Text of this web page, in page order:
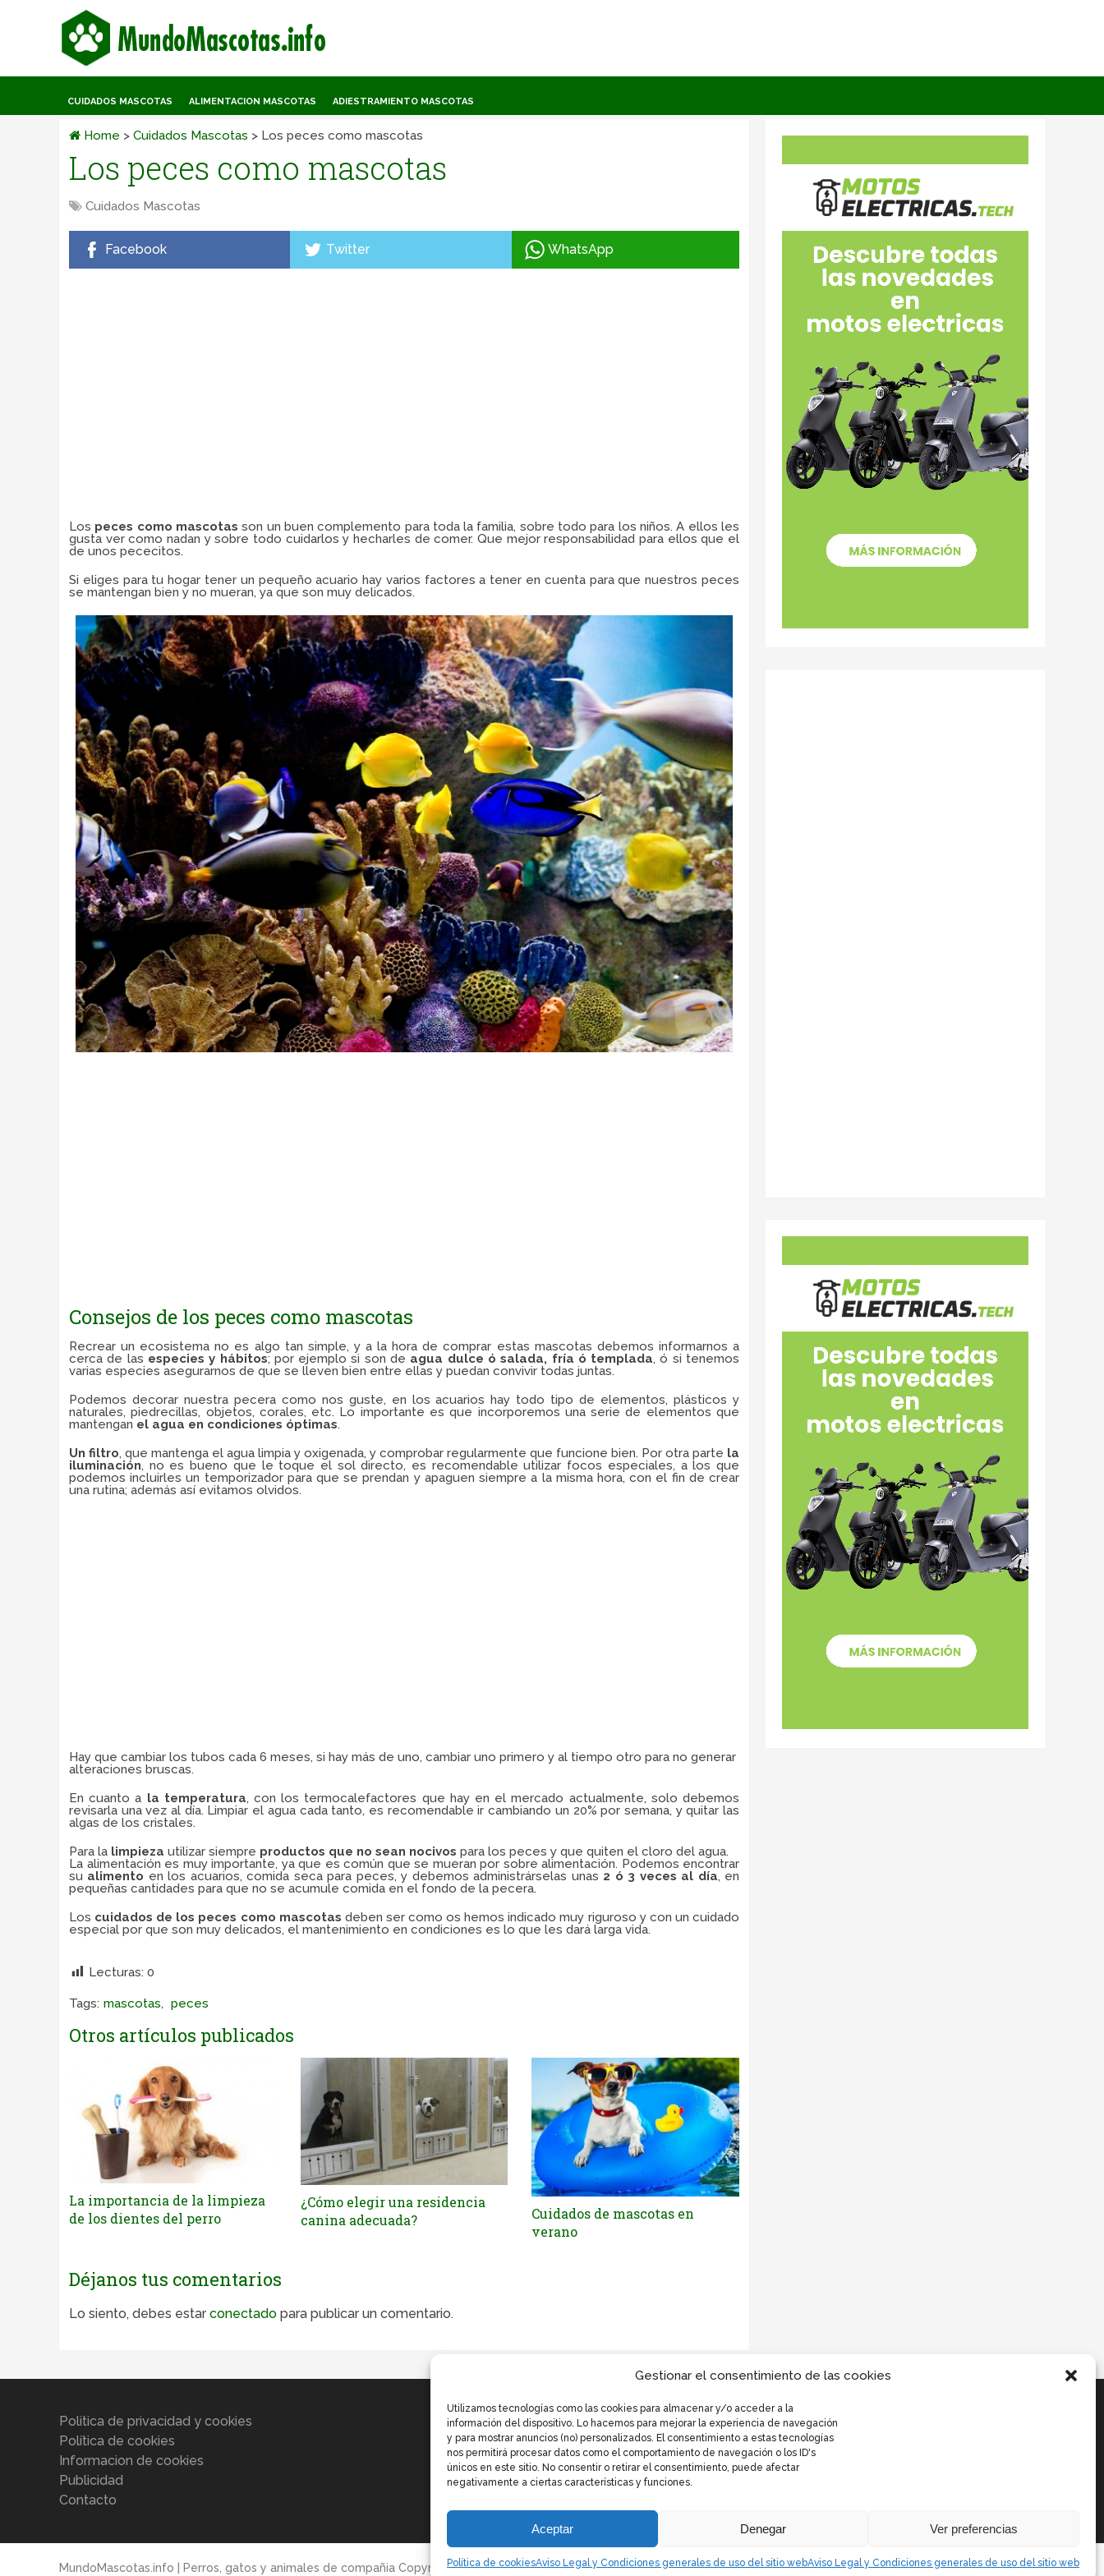
Gestionar el consentimiento de las cookies
Utilizamos tecnologías como las cookies para almacenar y/o acceder a la
información del dispositivo. Lo hacemos para mejorar la experiencia de navegación
y para mostrar anuncios (no) personalizados. El consentimiento a estas tecnologías
nos permitirá procesar datos como el comportamiento de navegación o los ID's
únicos en este sitio. No consentir o retirar el consentimiento, puede afectar
negativamente a ciertas características y funciones.
Aceptar Denegar Ver preferencias
Política de cookiesAviso Legal y Condiciones generales de uso del sitio webAviso Legal y Condiciones generales de uso del sitio web
CUIDADOS MASCOTAS ALIMENTACION MASCOTAS ADIESTRAMIENTO MASCOTAS
Home > Cuidados Mascotas > Los peces como mascotas
Los peces como mascotas
Cuidados Mascotas
Facebook Twitter WhatsApp
Los peces como mascotas son un buen complemento para toda la familia, sobre todo para los niños. A ellos les
gusta ver como nadan y sobre todo cuidarlos y hecharles de comer. Que mejor responsabilidad para ellos que el
de unos pececitos.
Si eliges para tu hogar tener un pequeño acuario hay varios factores a tener en cuenta para que nuestros peces
se mantengan bien y no mueran, ya que son muy delicados.
Consejos de los peces como mascotas
Recrear un ecosistema no es algo tan simple, y a la hora de comprar estas mascotas debemos informarnos a
cerca de las especies y hábitos; por ejemplo si son de agua dulce ó salada, fría ó templada, ó si tenemos
varias especies asegurarnos de que se lleven bien entre ellas y puedan convivir todas juntas.
Podemos decorar nuestra pecera como nos guste, en los acuarios hay todo tipo de elementos, plásticos y
naturales, piedrecillas, objetos, corales, etc. Lo importante es que incorporemos una serie de elementos que
mantengan el agua en condiciones óptimas.
Un filtro, que mantenga el agua limpia y oxigenada, y comprobar regularmente que funcione bien. Por otra parte la
iluminación, no es bueno que le toque el sol directo, es recomendable utilizar focos especiales, a los que
podemos incluirles un temporizador para que se prendan y apaguen siempre a la misma hora, con el fin de crear
una rutina; además así evitamos olvidos.
Hay que cambiar los tubos cada 6 meses, si hay más de uno, cambiar uno primero y al tiempo otro para no generar
alteraciones bruscas.
En cuanto a la temperatura, con los termocalefactores que hay en el mercado actualmente, solo debemos
revisarla una vez al día. Limpiar el agua cada tanto, es recomendable ir cambiando un 20% por semana, y quitar las
algas de los cristales.
Para la limpieza utilizar siempre productos que no sean nocivos para los peces y que quiten el cloro del agua.
La alimentación es muy importante, ya que es común que se mueran por sobre alimentación. Podemos encontrar
su alimento en los acuarios, comida seca para peces, y debemos administrárselas unas 2 ó 3 veces al día, en
pequeñas cantidades para que no se acumule comida en el fondo de la pecera.
Los cuidados de los peces como mascotas deben ser como os hemos indicado muy riguroso y con un cuidado
especial por que son muy delicados, el mantenimiento en condiciones es lo que les dará larga vida.
Lecturas: 0
Tags: mascotas, peces
Otros artículos publicados
La importancia de la limpieza
de los dientes del perro
¿Cómo elegir una residencia
canina adecuada?
Cuidados de mascotas en
verano
Déjanos tus comentarios
Lo siento, debes estar conectado para publicar un comentario.
Politica de privacidad y cookies
Política de cookies
Informacion de cookies
Publicidad
Contacto
MundoMascotas.info | Perros, gatos y animales de compañia Copyright © 2026.